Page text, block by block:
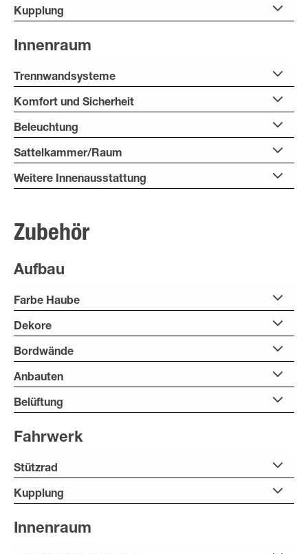
Kupplung
Innenraum
Trennwandsysteme
Komfort und Sicherheit
Beleuchtung
Sattelkammer/Raum
Weitere Innenausstattung
Zubehör
Aufbau
Farbe Haube
Dekore
Bordwände
Anbauten
Belüftung
Fahrwerk
Stützrad
Kupplung
Innenraum